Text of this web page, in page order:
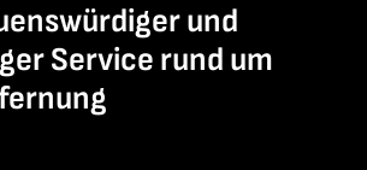
und
Service rund um